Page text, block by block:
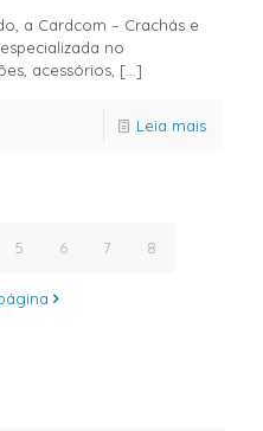
a Cardcom – Crachás e
no
acessórios, […]
Leia mais
5 6 7 8